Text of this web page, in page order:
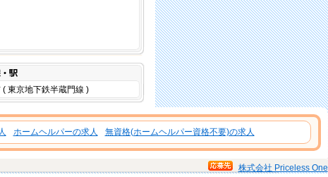
( 東京地下鉄半蔵門線 )
ホームヘルパーの求人 無資格(ホームヘルパー資格不要)の求人
株式会社 Priceless One